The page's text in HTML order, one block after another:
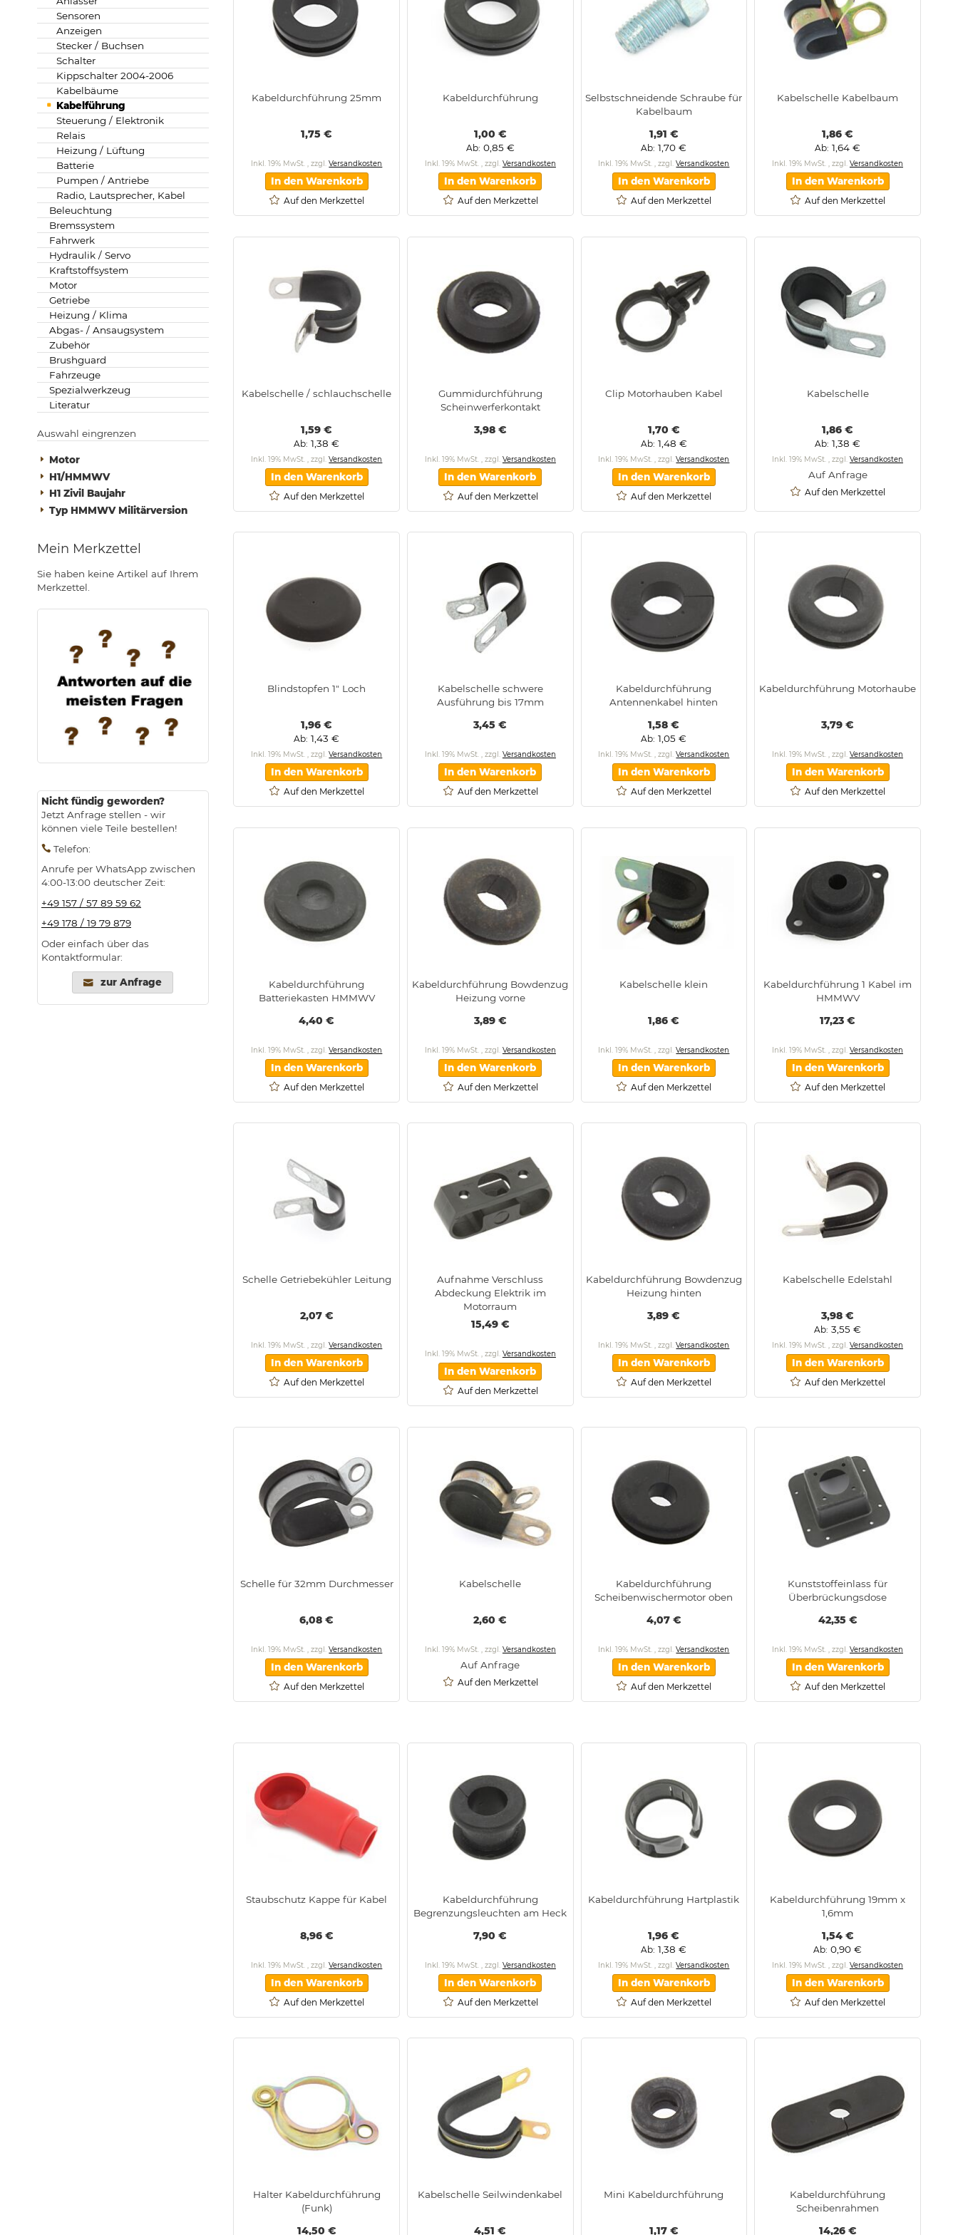
Kabeldurchführung 25mm
1,75 €
Inkl. 19% MwSt.,zzgl.Versandkosten
In den Warenkorb
Auf den Merkzettel
Kabeldurchführung
1,00 €
Ab 0,85 €
Inkl. 19% MwSt. , zzgl. Versandkosten
In den Warenkorb
Auf den Merkzettel
Selbstschneidende Schraube für
Kabelbaum
1,91 €
Ab 1,70 €
Inkl. 19% MwSt.,zzgl.Versandkosten
In den Warenkorb
Auf den Merkzettel
Kabelschelle Kabelbaum
1,86 €
Ab 1,64 €
Inkl. 19% MwSt. , zzgl. Versandkosten
In den Warenkorb
Auf den Merkzettel
Kabelschelle / schlauchschelle
1,59 €
Ab 1,38 €
Inkl. 19% MwSt. ,zzgl.Versandkosten
In den Warenkorb
Auf den Merkzettel
Gummidurchführung
Scheinwerferkontakt
3,98 €
Inkl. 19% MwSt. zzgl. Versandkosten
In den Warenkorb
Auf den Merkzettel
Clip Motorhauben Kabel
1,70 €
Ab 1,48 €
Inkl. 19% MwSt. ,zzgl.Versandkosten
In den Warenkorb
Auf den Merkzettel
Kabelschelle
1,86 €
Ab 1,38 €
Inkl. 19% MwSt. zzgl. Versandkosten
Auf Anfrage
Auf den Merkzettel
Blindstopfen 1" Loch
1,96 €
Ab 1,43 €
Inkl. 19% MwSt.,zzgl.Versandkosten
In den Warenkorb
Auf den Merkzettel
Kabelschelle schwere
Ausführung bis 17mm
3,45 €
Inkl. 19% MwSt. , zzgl. Versandkosten
In den Warenkorb
Auf den Merkzettel
Kabeldurchführung
Antennenkabel hinten
1,58 €
Ab 1,05 €
Inkl. 19% MwSt.,zzgl.Versandkosten
In den Warenkorb
Auf den Merkzettel
Kabeldurchführung Motorhaube
3,79 €
Inkl. 19% MwSt. , zzgl. Versandkosten
In den Warenkorb
Auf den Merkzettel
Kabeldurchführung
Batteriekasten HMMWV
4,40 €
Inkl. 19% MwSt. ,zzgl.Versandkosten
In den Warenkorb
Auf den Merkzettel
Kabeldurchführung Bowdenzug
Heizung vorne
3,89 €
Inkl. 19% MwSt. zzgl. Versandkosten
In den Warenkorb
Auf den Merkzettel
Kabelschelle klein
1,86 €
Inkl. 19% MwSt. ,zzgl.Versandkosten
In den Warenkorb
Auf den Merkzettel
Kabeldurchführung 1 Kabel im
HMMWV
17,23 €
Inkl. 19% MwSt. zzgl. Versandkosten
In den Warenkorb
Auf den Merkzettel
Schelle Getriebekühler Leitung
2,07 €
Inkl. 19% MwSt.,zzgl.Versandkosten
In den Warenkorb
Auf den Merkzettel
Aufnahme Verschluss
Abdeckung Elektrik im
Motorraum
15,49 €
Inkl. 19% MwSt. , zzgl. Versandkosten
In den Warenkorb
Auf den Merkzettel
Kabeldurchführung Bowdenzug
Heizung hinten
3,89 €
Inkl. 19% MwSt.,zzgl.Versandkosten
In den Warenkorb
Auf den Merkzettel
Kabelschelle Edelstahl
3,98 €
Ab 3,55 €
Inkl. 19% MwSt. , zzgl. Versandkosten
In den Warenkorb
Auf den Merkzettel
Schelle für 32mm Durchmesser
6,08 €
Inkl. 19% MwSt. ,zzgl.Versandkosten
In den Warenkorb
Auf den Merkzettel
Kabelschelle
2,60 €
Inkl. 19% MwSt. zzgl. Versandkosten
Auf Anfrage
Auf den Merkzettel
Kabeldurchführung
Scheibenwischermotor oben
4,07 €
Inkl. 19% MwSt. ,zzgl.Versandkosten
In den Warenkorb
Auf den Merkzettel
Kunststoffeinlass für
Überbrückungsdose
42,35 €
Inkl. 19% MwSt. zzgl. Versandkosten
In den Warenkorb
Auf den Merkzettel
Staubschutz Kappe für Kabel
8,96 €
Inkl. 19% MwSt. ,zzgl.Versandkosten
In den Warenkorb
Auf den Merkzettel
Kabeldurchführung
Begrenzungsleuchten am Heck
7,90 €
Inkl. 19% MwSt. zzgl. Versandkosten
In den Warenkorb
Auf den Merkzettel
Kabeldurchführung Hartplastik
1,96 €
Ab 1,38 €
Inkl. 19% MwSt. ,zzgl.Versandkosten
In den Warenkorb
Auf den Merkzettel
Kabeldurchführung 19mm x
1,6mm
1,54 €
Ab 0,90 €
Inkl. 19% MwSt. zzgl. Versandkosten
In den Warenkorb
Auf den Merkzettel
Halter Kabeldurchführung
(Funk)
14,50 €
Kabelschelle Seilwindenkabel
4,51 €
Mini Kabeldurchführung
1,17 €
Kabeldurchführung
Scheibenrahmen
14,26 €
Sensoren
Anzeigen
Stecker / Buchsen
Schalter
Kippschalter 2004-2006
Kabelbäume
Kabelführung
Steuerung / Elektronik
Relais
Heizung / Lüftung
Batterie
Pumpen / Antriebe
Radio, Lautsprecher, Kabel
Beleuchtung
Bremssystem
Fahrwerk
Hydraulik / Servo
Kraftstoffsystem
Motor
Getriebe
Heizung / Klima
Abgas- / Ansaugsystem
Zubehör
Brushguard
Fahrzeuge
Spezialwerkzeug
Literatur
Auswahl eingrenzen
Motor
H1/HMMWV
H1 Zivil Baujahr
Typ HMMWV Militärversion
Mein Merkzettel
Sie haben keine Artikel auf Ihrem
Merkzettel.
Nicht fündig geworden?
Jetzt Anfrage stellen - wir
können viele Teile bestellen!
Telefon:
Anrufe per WhatsApp zwischen
4:00-13:00 deutscher Zeit:
+49 157 / 57 89 59 62
+49 178 / 19 79 879
Oder einfach über das
Kontaktformular:
zur Anfrage